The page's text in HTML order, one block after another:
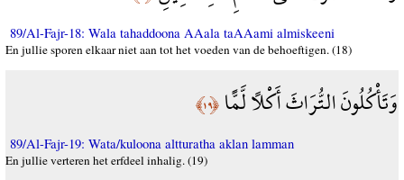
89/Al-Fajr-18: Wala tahaddoona AAala taAAami almiskeeni
En jullie sporen elkaar niet aan tot het voeden van de behoeftigen. (18)
وَتَأْكُلُونَ التُّرَاثَ أَكْلًا لَّمًّا﴿١٩﴾
89/Al-Fajr-19: Wata/kuloona altturatha aklan lamman
En jullie verteren het erfdeel inhalig. (19)